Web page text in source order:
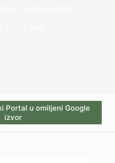
Portal u omiljeni Google
izvor